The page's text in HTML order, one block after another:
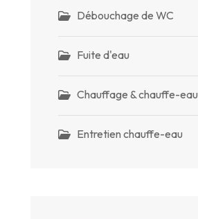
Débouchage de WC
Fuite d'eau
Chauffage & chauffe-eau
Entretien chauffe-eau